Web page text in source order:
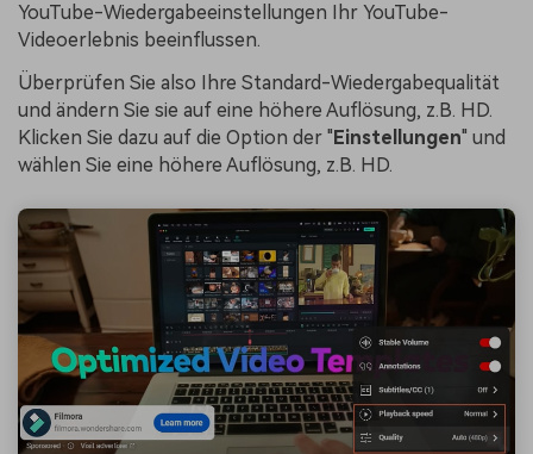
YouTube-Wiedergabeeinstellungen Ihr YouTube-
Videoerlebnis beeinflussen.
Überprüfen Sie also Ihre Standard-Wiedergabequalität
und ändern Sie sie auf eine höhere Auflösung, z.B. HD.
Klicken Sie dazu auf die Option der "Einstellungen" und
wählen Sie eine höhere Auflösung, z.B. HD.